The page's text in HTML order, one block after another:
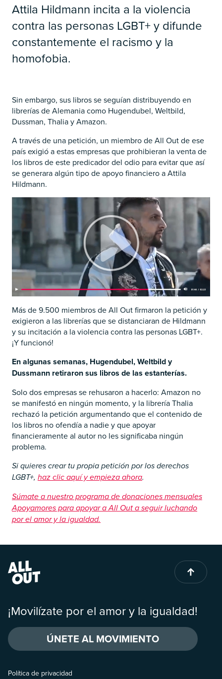
Attila Hildmann incita a la violencia
contra las personas LGBT+ y difunde
constantemente el racismo y la
homofobia.
Sin embargo, sus libros se seguían distribuyendo en
librerías de Alemania como Hugendubel, Weltbild,
Dussman, Thalia y Amazon.
A través de una petición, un miembro de All Out de ese
país exigió a estas empresas que prohibieran la venta de
los libros de este predicador del odio para evitar que así
se generara algún tipo de apoyo financiero a Attila
Hildmann.
Más de 9.500 miembros de All Out firmaron la petición y
exigieron a las librerías que se distanciaran de Hildmann
y su incitación a la violencia contra las personas LGBT+.
¡Y funcionó!
En algunas semanas, Hugendubel, Weltbild y
Dussmann retiraron sus libros de las estanterías.
Solo dos empresas se rehusaron a hacerlo: Amazon no
se manifestó en ningún momento, y la librería Thalia
rechazó la petición argumentando que el contenido de
los libros no ofendía a nadie y que apoyar
financieramente al autor no les significaba ningún
problema.
Si quieres crear tu propia petición por los derechos
LGBT+, haz clic aquí y empieza ahora.
Súmate a nuestro programa de donaciones mensuales
Apoyamores para apoyar a All Out a seguir luchando
por el amor y la igualdad.
¡Movilízate por el amor y la igualdad!
ÚNETE AL MOVIMIENTO
Política de privacidad